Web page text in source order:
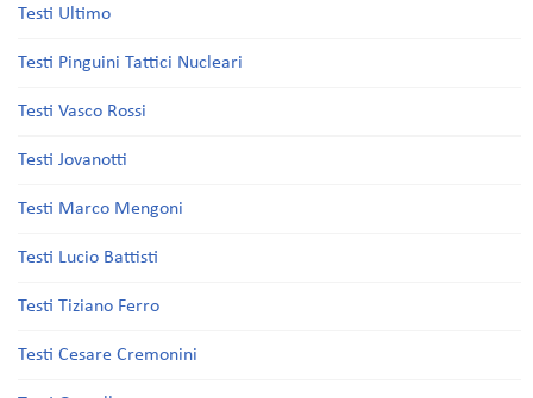
Testi Ultimo
Testi Pinguini Tattici Nucleari
Testi Vasco Rossi
Testi Jovanotti
Testi Marco Mengoni
Testi Lucio Battisti
Testi Tiziano Ferro
Testi Cesare Cremonini